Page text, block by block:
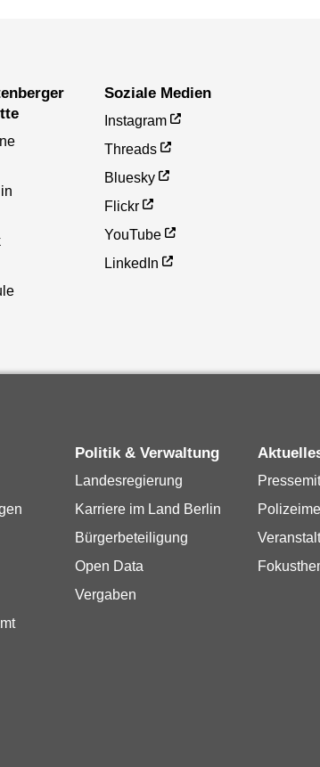
Soziale Medien
Instagram
Threads
Bluesky
Flickr
YouTube
LinkedIn
Politik & Verwaltung
Landesregierung
Karriere im Land Berlin
Bürgerbeteiligung
Open Data
Vergaben